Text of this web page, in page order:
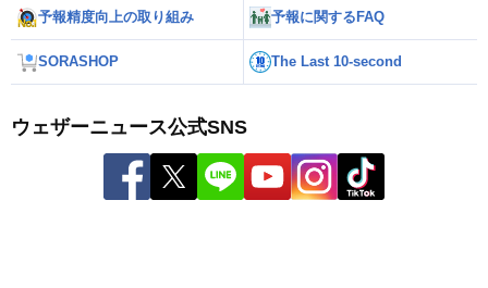
予報精度向上の取り組み 予報に関するFAQ
SORASHOP The Last 10-second
ウェザーニュース公式SNS